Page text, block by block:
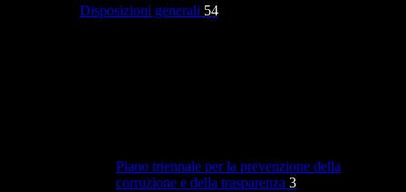
Disposizioni generali 54
Piano triennale per la prevenzione della
corruzione e della trasparenza 3